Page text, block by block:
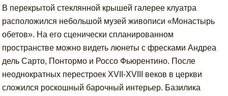
В перекрытой стеклянной крышей галерее клуатра
расположился небольшой музей живописи «Монастырь
обетов». На его сценически спланированном
пространстве можно видеть люнеты с фресками Андреа
дель Сарто, Понтормо и Россо Фьюрентино. После
неоднократных перестроек XVII-XVIII веков в церкви
сложился роскошный барочный интерьер. Базилика